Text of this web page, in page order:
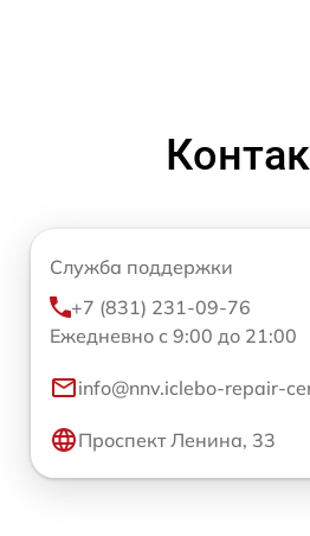
Служба поддержки
+7 (831) 231-09-76
Ежедневно с 9:00 до 21:00
info@nnv.iclebo-repair-
Проспект Ленина, 33